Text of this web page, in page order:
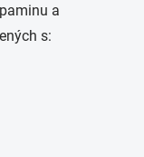
a
s: